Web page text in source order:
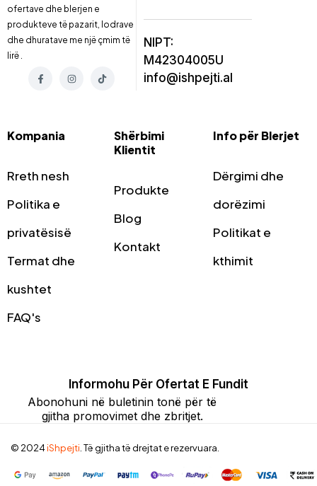
ofertave dhe blerjen e
produkteve të pazarit, lodrave
dhe dhuratave me një çmim të
lirë .
NIPT:
M42304005U
info@ishpejti.al
Kompania
Rreth nesh
Politika e
privatësisë
Termat dhe
kushtet
FAQ's
Shërbimi
Klientit
Produkte
Blog
Kontakt
Info për Blerjet
Dërgimi dhe
dorëzimi
Politikat e
kthimit
Informohu Për Ofertat E Fundit
Abonohuni në buletinin tonë për të
gjitha promovimet dhe zbritjet.
© 2024iShpejti. Të gjitha të drejtat e rezervuara.